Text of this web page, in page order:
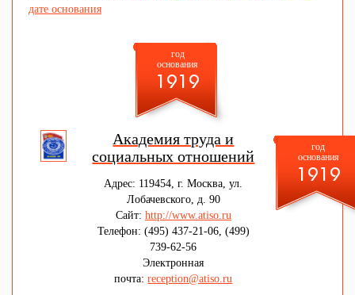
дате основания
год
основания
1919
Академия труда и
социальных отношений
Адрес: 119454, г. Москва, ул.
Лобачевского, д. 90
Сайт: http://www.atiso.ru
Телефон: (495) 437-21-06, (499)
739-62-56
Электронная
почта:reception@atiso.ru
год
основания
1919